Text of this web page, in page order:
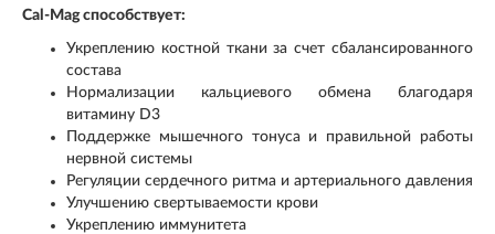
Cal-Mag способствует:
Укреплению костной ткани за счет сбалансированного
состава
Нормализации кальциевого обмена благодаря
витамину D3
Поддержке мышечного тонуса и правильной работы
нервной системы
Регуляции сердечного ритма и артериального давления
Улучшению свертываемости крови
Укреплению иммунитета